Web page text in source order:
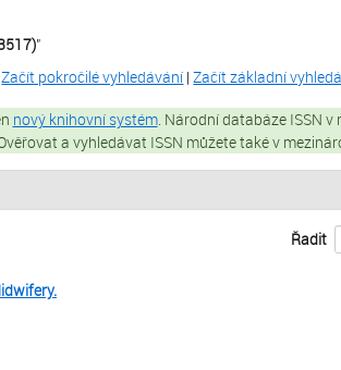
"
Začít pokročilé vyhledávání |Začít základní
nový knihovní systém. Národní databáze ISSN v
a vyhledávat ISSN můžete také v
Řadit